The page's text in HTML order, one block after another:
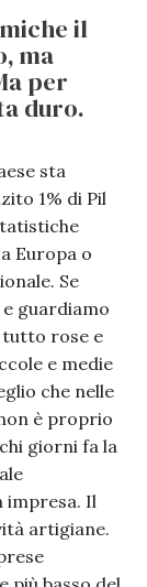
il
ma
per
duro.
sta
1% di Pil
Europa o
Se
guardiamo
rose e
e medie
che nelle
è proprio
giorni fa la
impresa. Il
artigiane.